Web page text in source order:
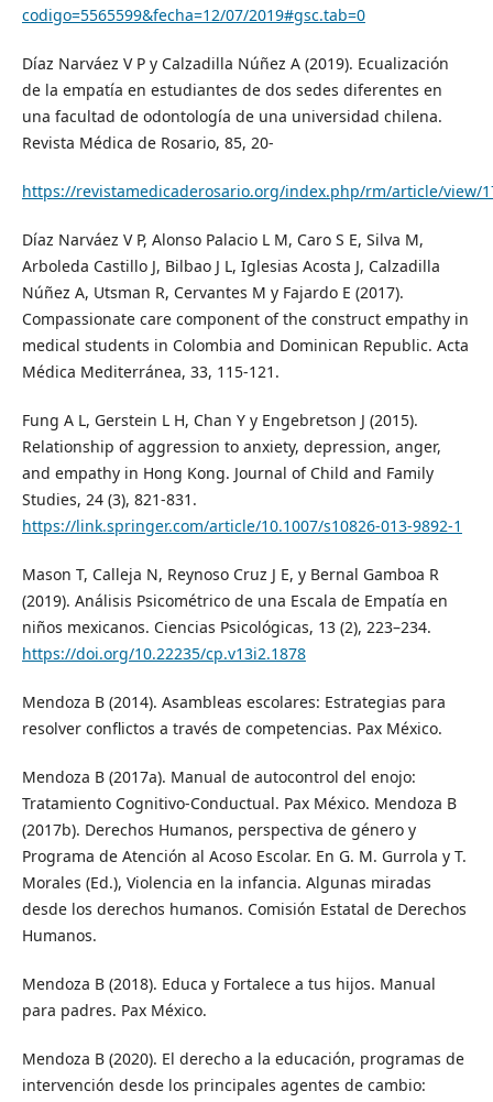
codigo=5565599&fecha=12/07/2019#gsc.tab=0
Díaz Narváez V P y Calzadilla Núñez A (2019). Ecualización
de la empatía en estudiantes de dos sedes diferentes en
una facultad de odontología de una universidad chilena.
Revista Médica de Rosario, 85, 20-
https://revistamedicaderosario.org/index.php/rm/article/view/
Díaz Narváez V P, Alonso Palacio L M, Caro S E, Silva M,
Arboleda Castillo J, Bilbao J L, Iglesias Acosta J, Calzadilla
Núñez A, Utsman R, Cervantes M y Fajardo E (2017).
Compassionate care component of the construct empathy in
medical students in Colombia and Dominican Republic. Acta
Médica Mediterránea, 33, 115-121.
Fung A L, Gerstein L H, Chan Y y Engebretson J (2015).
Relationship of aggression to anxiety, depression, anger,
and empathy in Hong Kong. Journal of Child and Family
Studies, 24 (3), 821-831.
https://link.springer.com/article/10.1007/s10826-013-9892-1
Mason T, Calleja N, Reynoso Cruz J E, y Bernal Gamboa R
(2019). Análisis Psicométrico de una Escala de Empatía en
niños mexicanos. Ciencias Psicológicas, 13 (2), 223–234.
https://doi.org/10.22235/cp.v13i2.1878
Mendoza B (2014). Asambleas escolares: Estrategias para
resolver conflictos a través de competencias. Pax México.
Mendoza B (2017a). Manual de autocontrol del enojo:
Tratamiento Cognitivo-Conductual. Pax México. Mendoza B
(2017b). Derechos Humanos, perspectiva de género y
Programa de Atención al Acoso Escolar. En G. M. Gurrola y T.
Morales (Ed.), Violencia en la infancia. Algunas miradas
desde los derechos humanos. Comisión Estatal de Derechos
Humanos.
Mendoza B (2018). Educa y Fortalece a tus hijos. Manual
para padres. Pax México.
Mendoza B (2020). El derecho a la educación, programas de
intervención desde los principales agentes de cambio: